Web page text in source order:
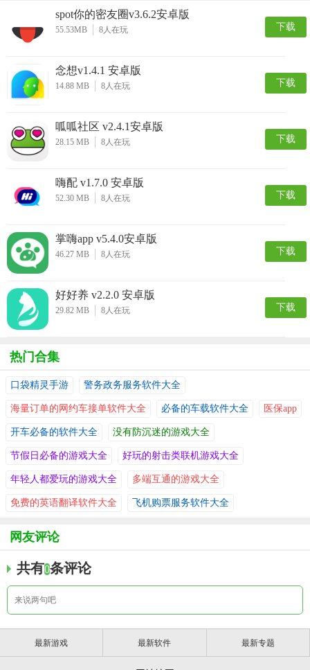
spot你的密友圈v3.6.2安卓版
55.53MB 8人在玩 下载
念想v1.4.1 安卓版
14.88 MB 8人在玩 下载
呱呱社区 v2.4.1安卓版
28.15 MB 8人在玩 下载
嗨配 v1.7.0 安卓版
52.30 MB 8人在玩 下载
掌嗨app v5.4.0安卓版
46.27 MB 8人在玩 下载
好好养 v2.2.0 安卓版
29.82 MB 8人在玩 下载
热门合集
口袋精灵手游 警务政务服务软件大全
海量订单的网约车接单软件大全 必备的车载软件大全 医保app
开车必备的软件大全 没有防沉迷的游戏大全
节假日必备的游戏大全 好玩的射击类联机游戏大全
年轻人都爱玩的游戏大全 多端互通的游戏大全
免费的英语翻译软件大全 飞机购票服务软件大全
网友评论
共有0条评论
最新游戏 最新软件 最新专题